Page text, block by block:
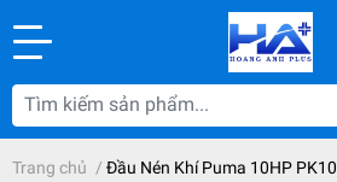
Trang chủ / Đầu Nén Khí Puma 10HP PK10